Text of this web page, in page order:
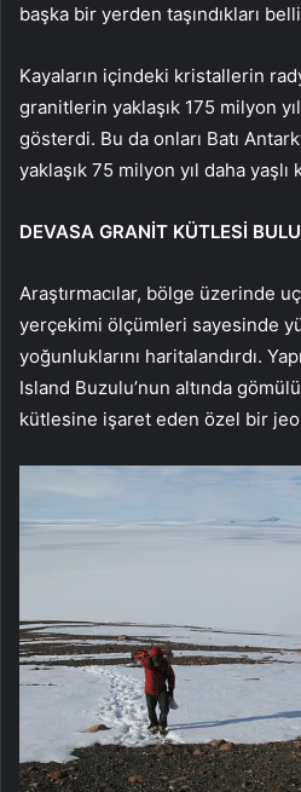
başka bir yerden taşındıkları
Kayaların içindeki kristallerin
granitlerin yaklaşık 175 milyon
gösterdi. Bu da onları Batı
yaklaşık 75 milyon yıl daha yaşlı
DEVASA GRANİT KÜTLESİ
Araştırmacılar, bölge üzerinde
yerçekimi ölçümleri sayesinde
yoğunluklarını haritalandırdı.
Island Buzulu’nun altında
kütlesine işaret eden özel bir